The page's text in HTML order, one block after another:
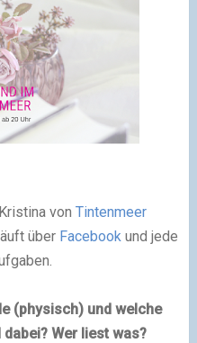
von Tintenmeer
überFacebook und jede
(physisch) und welche
Wer liest was?